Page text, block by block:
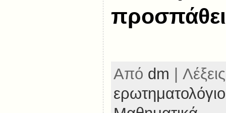
Από dm |
ερωτηματολόγιο